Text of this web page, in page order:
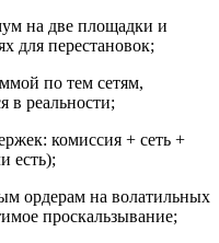
на две площадки и
для перестановок;
по тем сетям,
в реальности;
комиссия + сеть +
есть);
ордерам на волатильных
проскальзывание;